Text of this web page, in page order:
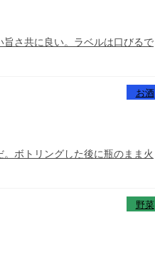
さ共に良い。ラベルは口びるで
お酒
ボトリングした後に瓶のまま火
野菜